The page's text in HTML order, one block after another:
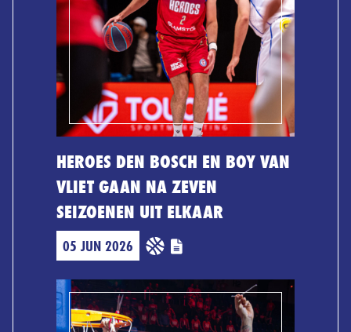
HEROES DEN BOSCH EN BOY VAN
VLIET GAAN NA ZEVEN
SEIZOENEN UIT ELKAAR
05 JUN 2026